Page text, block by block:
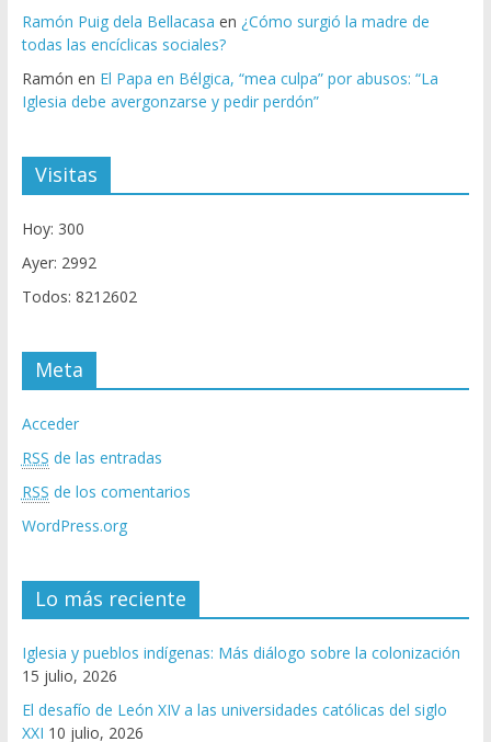
Ramón Puig dela Bellacasa en ¿Cómo surgió la madre de
todas las encíclicas sociales?
Ramón en El Papa en Bélgica, “mea culpa” por abusos: “La
Iglesia debe avergonzarse y pedir perdón”
Visitas
Hoy: 300
Ayer: 2992
Todos: 8212602
Meta
Acceder
RSS de las entradas
RSS de los comentarios
WordPress.org
Lo más reciente
Iglesia y pueblos indígenas: Más diálogo sobre la colonización
15 julio, 2026
El desafío de León XIV a las universidades católicas del siglo
XXI 10 julio, 2026